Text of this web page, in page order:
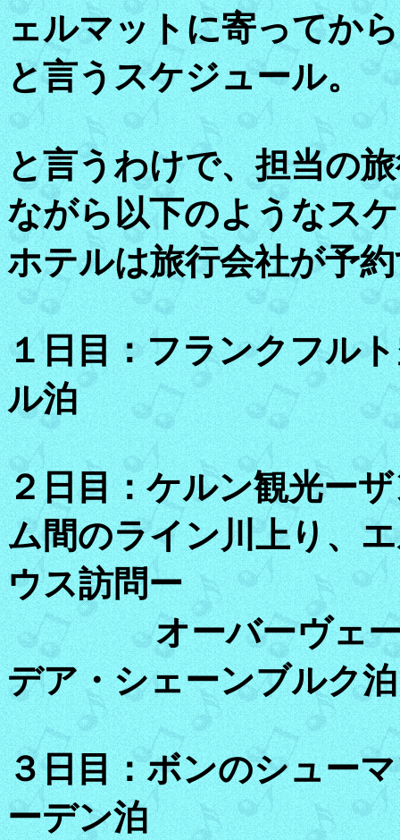
ェルマットに寄ってか
と言うスケジュール。
と言うわけで、担当の
ながら以下のようなス
ホテルは旅行会社が予
１日目：フランクフル
ル泊
２日目：ケルン観光ー
ム間のライン川上り、
ウス訪問ー
オーバーヴェーゼ
デア・シェーンブルク泊
３日目：ボンのシュー
ーデン泊